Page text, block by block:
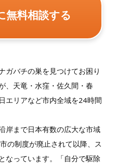
無料相談する
ガバチの巣を見つけてお困り
、天竜・水窪・佐久間・春
エリアなど市内全域を24時間
岸まで日本有数の広大な市域
の制度が廃止されて以降、ス
なっています。「自分で駆除